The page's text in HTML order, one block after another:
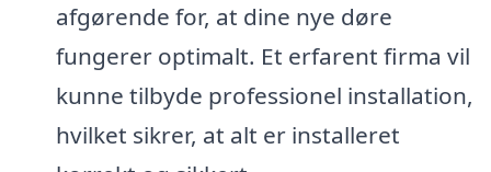
afgørende for, at dine nye døre
fungerer optimalt. Et erfarent firma vil
kunne tilbyde professionel installation,
hvilket sikrer, at alt er installeret